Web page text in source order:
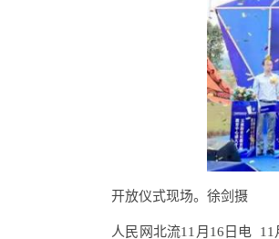
开放仪式现场。徐剑摄
人民网北流11月16日电